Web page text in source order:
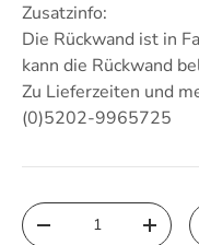
Zusatzinfo:
Die Rückwand ist in
kann die Rückwand
Zu Lieferzeiten und
(0)5202-9965725
Anzahl
Menge verringernMenge